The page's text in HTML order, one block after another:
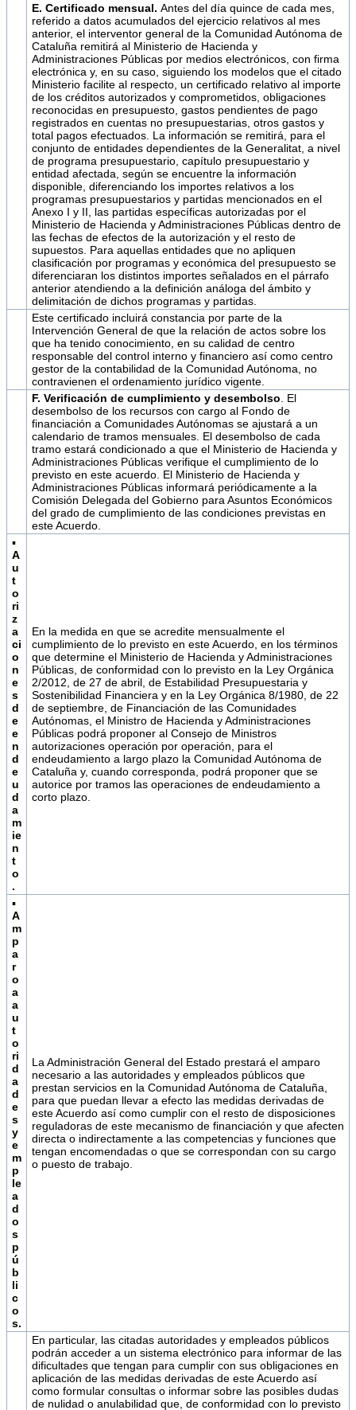
E. Certificado mensual. Antes del día quince de cada mes,
referido a datos acumulados del ejercicio relativos al mes
anterior, el interventor general de la Comunidad Autónoma de
Cataluña remitirá al Ministerio de Hacienda y
Administraciones Públicas por medios electrónicos, con firma
electrónica y, en su caso, siguiendo los modelos que el citado
Ministerio facilite al respecto, un certificado relativo al importe
de los créditos autorizados y comprometidos, obligaciones
reconocidas en presupuesto, gastos pendientes de pago
registrados en cuentas no presupuestarias, otros gastos y
total pagos efectuados. La información se remitirá, para el
conjunto de entidades dependientes de la Generalitat, a nivel
de programa presupuestario, capítulo presupuestario y
entidad afectada, según se encuentre la información
disponible, diferenciando los importes relativos a los
programas presupuestarios y partidas mencionados en el
Anexo I y II, las partidas específicas autorizadas por el
Ministerio de Hacienda y Administraciones Públicas dentro de
las fechas de efectos de la autorización y el resto de
supuestos. Para aquellas entidades que no apliquen
clasificación por programas y económica del presupuesto se
diferenciaran los distintos importes señalados en el párrafo
anterior atendiendo a la definición análoga del ámbito y
delimitación de dichos programas y partidas.
Este certificado incluirá constancia por parte de la
Intervención General de que la relación de actos sobre los
que ha tenido conocimiento, en su calidad de centro
responsable del control interno y financiero así como centro
gestor de la contabilidad de la Comunidad Autónoma, no
contravienen el ordenamiento jurídico vigente.
F. Verificación de cumplimiento y desembolso . El
desembolso de los recursos con cargo al Fondo de
financiación a Comunidades Autónomas se ajustará a un
calendario de tramos mensuales. El desembolso de cada
tramo estará condicionado a que el Ministerio de Hacienda y
Administraciones Públicas verifique el cumplimiento de lo
previsto en este acuerdo. El Ministerio de Hacienda y
Administraciones Públicas informará periódicamente a la
Comisión Delegada del Gobierno para Asuntos Económicos
del grado de cumplimiento de las condiciones previstas en
este Acuerdo.
▪
A
u
t
o
ri
z
a
ci
o
n
e
s
d
e
e
n
d
e
u
d
a
m
ie
n
t
o
.
En la medida en que se acredite mensualmente el
cumplimiento de lo previsto en este Acuerdo, en los términos
que determine el Ministerio de Hacienda y Administraciones
Públicas, de conformidad con lo previsto en la Ley Orgánica
2/2012, de 27 de abril, de Estabilidad Presupuestaria y
Sostenibilidad Financiera y en la Ley Orgánica 8/1980, de 22
de septiembre, de Financiación de las Comunidades
Autónomas, el Ministro de Hacienda y Administraciones
Públicas podrá proponer al Consejo de Ministros
autorizaciones operación por operación, para el
endeudamiento a largo plazo la Comunidad Autónoma de
Cataluña y, cuando corresponda, podrá proponer que se
autorice por tramos las operaciones de endeudamiento a
corto plazo.
▪
A
m
p
a
r
o
a
a
u
t
o
ri
d
a
d
e
s
y
e
m
p
le
a
d
o
s
p
ú
b
li
c
o
s.
La Administración General del Estado prestará el amparo
necesario a las autoridades y empleados públicos que
prestan servicios en la Comunidad Autónoma de Cataluña,
para que puedan llevar a efecto las medidas derivadas de
este Acuerdo así como cumplir con el resto de disposiciones
reguladoras de este mecanismo de financiación y que afecten
directa o indirectamente a las competencias y funciones que
tengan encomendadas o que se correspondan con su cargo
o puesto de trabajo.
En particular, las citadas autoridades y empleados públicos
podrán acceder a un sistema electrónico para informar de las
dificultades que tengan para cumplir con sus obligaciones en
aplicación de las medidas derivadas de este Acuerdo así
como formular consultas o informar sobre las posibles dudas
de nulidad o anulabilidad que, de conformidad con lo previsto